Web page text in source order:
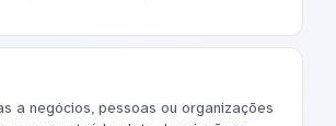
a negócios, pessoas ou organizações